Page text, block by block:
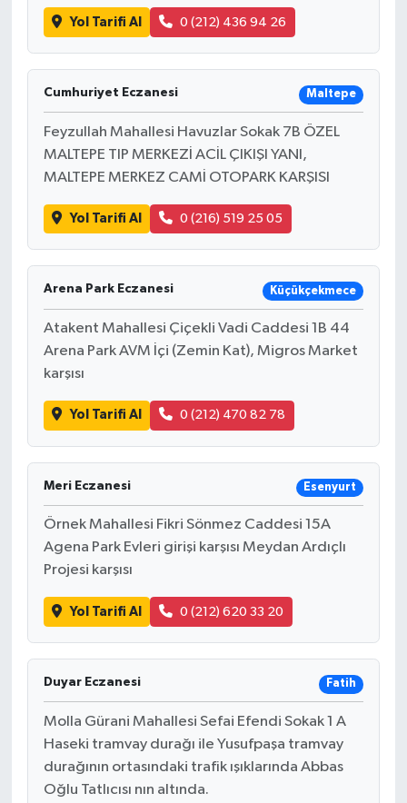
Yol Tarifi Al 0 (212) 436 94 26
Cumhuriyet Eczanesi Maltepe
Feyzullah Mahallesi Havuzlar Sokak 7B ÖZEL
MALTEPE TIP MERKEZİ ACİL ÇIKIŞI YANI,
MALTEPE MERKEZ CAMİ OTOPARK KARŞISI
Yol Tarifi Al 0 (216) 519 25 05
Arena Park Eczanesi Küçükçekmece
Atakent Mahallesi Çiçekli Vadi Caddesi 1B 44
Arena Park AVM İçi (Zemin Kat), Migros Market
karşısı
Yol Tarifi Al 0 (212) 470 82 78
Meri Eczanesi Esenyurt
Örnek Mahallesi Fikri Sönmez Caddesi 15A
Agena Park Evleri girişi karşısı Meydan Ardıçlı
Projesi karşısı
Yol Tarifi Al 0 (212) 620 33 20
Duyar Eczanesi Fatih
Molla Gürani Mahallesi Sefai Efendi Sokak 1 A
Haseki tramvay durağı ile Yusufpaşa tramvay
durağının ortasındaki trafik ışıklarında Abbas
Oğlu Tatlıcısı nın altında.